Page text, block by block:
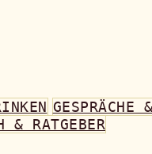
& RATGEBER